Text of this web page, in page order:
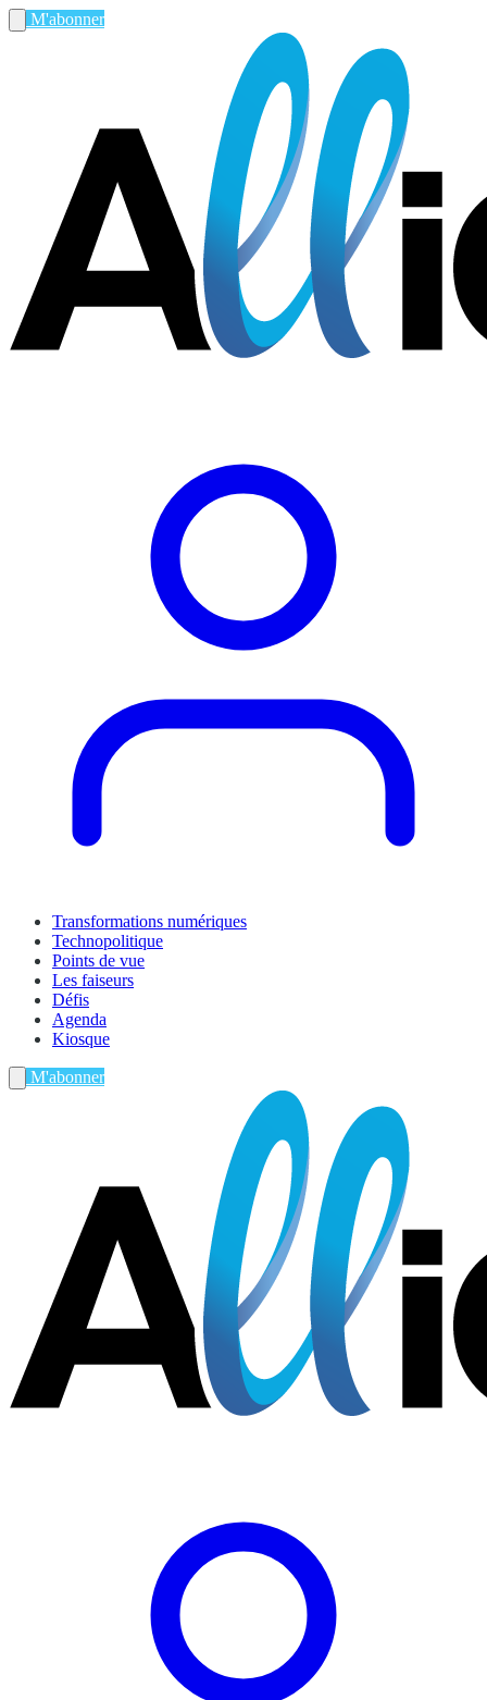
M'abonner
Transformations numériques
Technopolitique
Points de vue
Les faiseurs
Défis
Agenda
Kiosque
M'abonner